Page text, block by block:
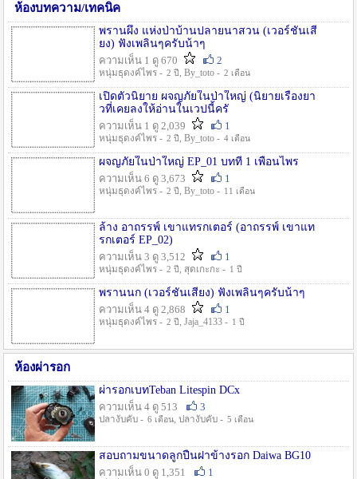
ห้องบทความ/เทคนิค
พรานผึ้ง แห่งป่าบ้านปลายนาสวน (เวอร์ชั่นเสี
ยง) ฟังเพลินๆครับน้าๆ
ความเห็น 1 ดู 670
2
หนุ่มธุดงค์ไพร - 2 ปี , By_toto - 2 เดือน
เปิดตัวนิยาย ผจญภัยในป่าใหญ่ (นิยายเรื่องยา
วที่เคยลงให้อ่านในเวปนี้ครั
ความเห็น 1 ดู 2,039
1
หนุ่มธุดงค์ไพร - 2 ปี , By_toto - 4 เดือน
ผจญภัยในป่าใหญ่ EP_01 บทที่ 1 เพื่อนไพร
ความเห็น 6 ดู 3,673
1
หนุ่มธุดงค์ไพร - 2 ปี , By_toto - 11 เดือน
ล้าง อาถรรพ์ เขาแทรกเตอร์ (อาถรรพ์ เขาแท
รกเตอร์ EP_02)
ความเห็น 3 ดู 3,512
1
หนุ่มธุดงค์ไพร - 2 ปี , สุดเกะกะ - 1 ปี
พรานนก (เวอร์ชั่นเสียง) ฟังเพลินๆครับน้าๆ
ความเห็น 4 ดู 2,868
1
หนุ่มธุดงค์ไพร - 2 ปี , Jaja_4133 - 1 ปี
ห้องผ่ารอก
ผ่ารอกเบทTeban Litespin DCx
ความเห็น 4 ดู 513
3
ปลางับคับ - 6 เดือน, ปลางับคับ - 5 เดือน
สอบถามขนาดลูกปืนฝาข้างรอก Daiwa BG10
ความเห็น 0 ดู 1,351
1